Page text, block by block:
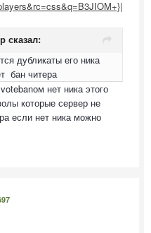
сказал:
дубликаты его ника
бан читера
нет ника этого
которые сервер не
если нет ника можно